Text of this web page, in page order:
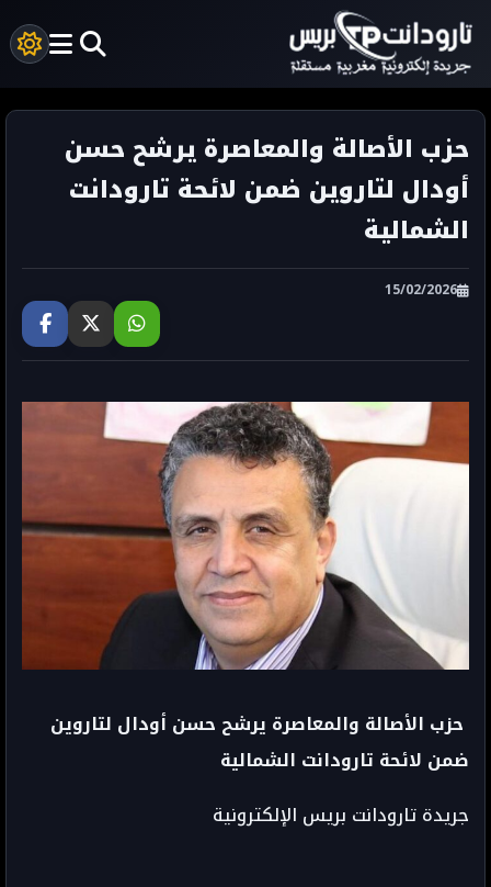
حزب الأصالة والمعاصرة يرشح حسن
أودال لتاروين ضمن لائحة تارودانت
الشمالية
15/02/2026
حزب الأصالة والمعاصرة يرشح حسن أودال لتاروين
ضمن لائحة تارودانت الشمالية
جريدة تارودانت بريس الإلكترونية